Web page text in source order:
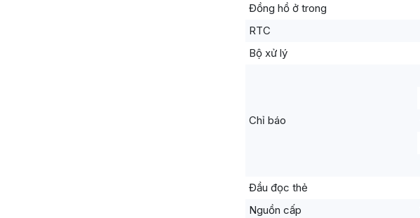
Đồng hồ ở trong
RTC
Bộ xử lý
Chỉ báo
Đầu đọc thẻ
Nguồn cấp